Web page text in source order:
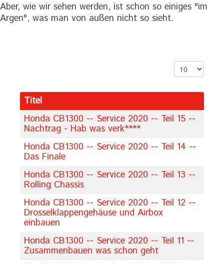
Aber, wie wir sehen werden, ist schon so einiges "im
Argen", was man von außen nicht so sieht.
Anzeige #
Titel
Honda CB1300 -- Service 2020 -- Teil 15 --
Nachtrag - Hab was verk****
Honda CB1300 -- Service 2020 -- Teil 14 --
Das Finale
Honda CB1300 -- Service 2020 -- Teil 13 --
Rolling Chassis
Honda CB1300 -- Service 2020 -- Teil 12 --
Drosselklappengehäuse und Airbox
einbauen
Honda CB1300 -- Service 2020 -- Teil 11 --
Zusammenbauen was schon geht